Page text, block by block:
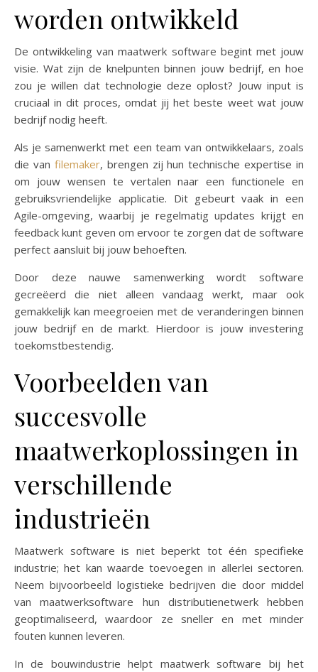
worden ontwikkeld
De ontwikkeling van maatwerk software begint met jouw
visie. Wat zijn de knelpunten binnen jouw bedrijf, en hoe
zou je willen dat technologie deze oplost? Jouw input is
cruciaal in dit proces, omdat jij het beste weet wat jouw
bedrijf nodig heeft.
Als je samenwerkt met een team van ontwikkelaars, zoals
die van filemaker, brengen zij hun technische expertise in
om jouw wensen te vertalen naar een functionele en
gebruiksvriendelijke applicatie. Dit gebeurt vaak in een
Agile-omgeving, waarbij je regelmatig updates krijgt en
feedback kunt geven om ervoor te zorgen dat de software
perfect aansluit bij jouw behoeften.
Door deze nauwe samenwerking wordt software
gecreëerd die niet alleen vandaag werkt, maar ook
gemakkelijk kan meegroeien met de veranderingen binnen
jouw bedrijf en de markt. Hierdoor is jouw investering
toekomstbestendig.
Voorbeelden van
succesvolle
maatwerkoplossingen in
verschillende
industrieën
Maatwerk software is niet beperkt tot één specifieke
industrie; het kan waarde toevoegen in allerlei sectoren.
Neem bijvoorbeeld logistieke bedrijven die door middel
van maatwerksoftware hun distributienetwerk hebben
geoptimaliseerd, waardoor ze sneller en met minder
fouten kunnen leveren.
In de bouwindustrie helpt maatwerk software bij het